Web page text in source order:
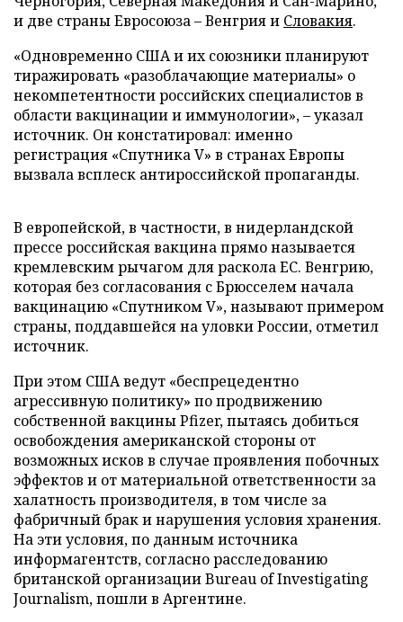
и две страны Евросоюза – Венгрия и Словакия.
«Одновременно США и их союзники планируют
тиражировать «разоблачающие материалы» о
некомпетентности российских специалистов в
области вакцинации и иммунологии», – указал
источник. Он констатировал: именно
регистрация «Спутника V» в странах Европы
вызвала всплеск антироссийской пропаганды.
В европейской, в частности, в нидерландской
прессе российская вакцина прямо называется
кремлевским рычагом для раскола ЕС. Венгрию,
которая без согласования с Брюсселем начала
вакцинацию «Спутником V», называют примером
страны, поддавшейся на уловки России, отметил
источник.
При этом США ведут «беспрецедентно
агрессивную политику» по продвижению
собственной вакцины Pfizer, пытаясь добиться
освобождения американской стороны от
возможных исков в случае проявления побочных
эффектов и от материальной ответственности за
халатность производителя, в том числе за
фабричный брак и нарушения условия хранения.
На эти условия, по данным источника
информагентств, согласно расследованию
британской организации Bureau of Investigating
Journalism, пошли в Аргентине.